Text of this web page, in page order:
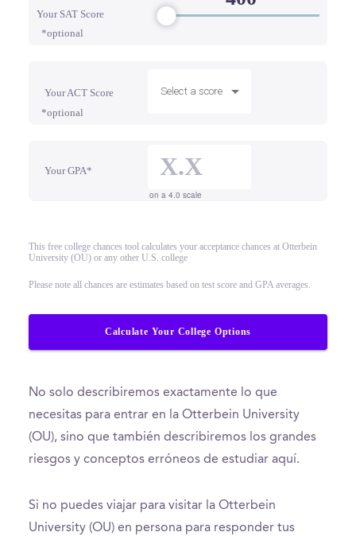
Your SAT Score
*optional
Your ACT Score
*optional
Select a score
Your GPA*
on a 4.0 scale
This free college chances tool calculates your acceptance chances at Otterbein
University (OU) or any other U.S. college
Please note all chances are estimates based on test score and GPA averages.
Calculate Your College Options
No solo describiremos exactamente lo que
necesitas para entrar en la Otterbein University
(OU), sino que también describiremos los grandes
riesgos y conceptos erróneos de estudiar aquí.
Si no puedes viajar para visitar la Otterbein
University (OU) en persona para responder tus